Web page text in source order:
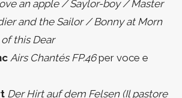
an apple / Saylor-boy / Master
and the Sailor / Bonny at Morn
this Dear
Airs Chantés FP.46per voce e
Der Hirt auf dem Felsen (Il pastore